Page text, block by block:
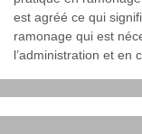
est agréé ce qui
ramonage qui est
l’administration et en